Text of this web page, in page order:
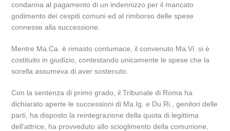
condanna al pagamento di un indennizzo per il mancato
godimento dei cespiti comuni ed al rimborso delle spese
connesse alla successione.
Mentre Ma.Ca. è rimasto contumace, il convenuto Ma.Vi. si è
costituito in giudizio, contestando unicamente le spese che la
sorella assumeva di aver sostenuto.
Con la sentenza di primo grado, il Tribunale di Roma ha
dichiarato aperte le successioni di Ma.Ig. e Du.Ri., genitori delle
parti, ha disposto la reintegrazione della quota di legittima
dell’attrice, ha provveduto allo scioglimento della comunione,